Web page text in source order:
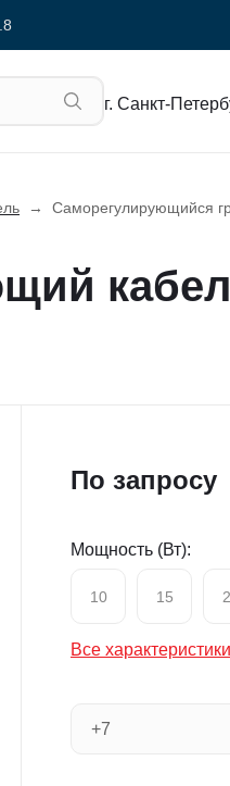
г. Санкт-
→ Саморегулирующийся
По запросу
Мощность (Вт):
10 15
Все характеристики